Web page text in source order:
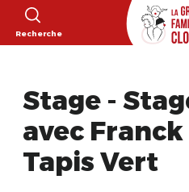
Recherche
Stage -
avec
Tapis Vert